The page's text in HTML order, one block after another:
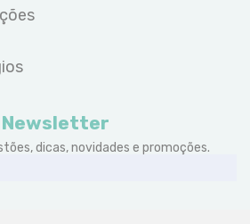
Newsletter
dicas, novidades e promoções.